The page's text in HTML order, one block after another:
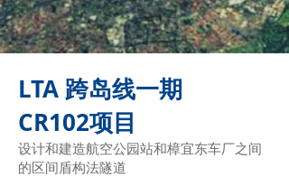
LTA 跨岛线一期
CR102项目
设计和建造航空公园站和樟宜东车厂之间
的区间盾构法隧道